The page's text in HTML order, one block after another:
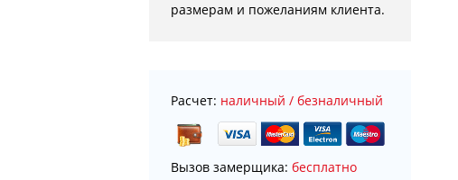
размерам и пожеланиям клиента.
Расчет: наличный / безналичный
Вызов замерщика: бесплатно